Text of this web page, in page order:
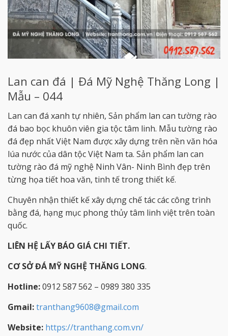
Lan can đá | Đá Mỹ Nghệ Thăng Long |
Mẫu – 044
Lan can đá xanh tự nhiên, Sản phẩm lan can tường rào
đá bao bọc khuôn viên gia tộc tâm linh. Mẫu tường rào
đá đẹp nhất Việt Nam được xây dựng trên nền văn hóa
lúa nước của dân tộc Việt Nam ta. Sản phẩm lan can
tường rào đá mỹ nghệ Ninh Vân- Ninh Bình đẹp trên
từng họa tiết hoa văn, tinh tế trong thiết kế.
Chuyên nhận thiết kế xây dựng chế tác các công trình
bằng đá, hạng mục phong thủy tâm linh việt trên toàn
quốc.
LIÊN HỆ LẤY BÁO GIÁ CHI TIẾT.
CƠ SỞ ĐÁ MỸ NGHỆ THĂNG LONG.
Hotline:0912 587 562 – 0989 380 335
Gmail:tranthang9608@gmail.com
Website: https://tranthang.com.vn/